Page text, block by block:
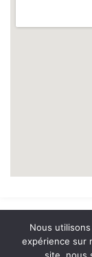
Nous
expérience sur